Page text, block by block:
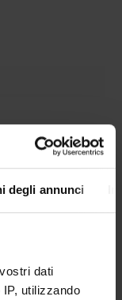
degli annunci
dati
utilizzando
Final Exam.